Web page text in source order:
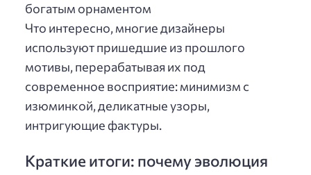
богатым орнаментом
Что интересно, многие дизайнеры
используют пришедшие из прошлого
мотивы, перерабатывая их под
современное восприятие: минимизм с
изюминкой, деликатные узоры,
интригующие фактуры.
Краткие итоги: почему эволюция